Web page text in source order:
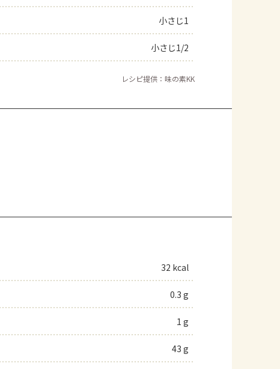
小さじ1
小さじ1/2
レシピ提供：味の素KK
32 kcal
0.3 g
1 g
43 g